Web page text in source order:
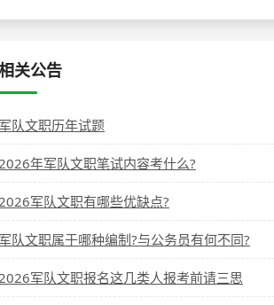
关公告
队文职历年试题
年军队文职笔试内容考什么?
军队文职有哪些优缺点?
队文职属于哪种编制?与公务员有何不同?
军队文职报名这几类人报考前请三思